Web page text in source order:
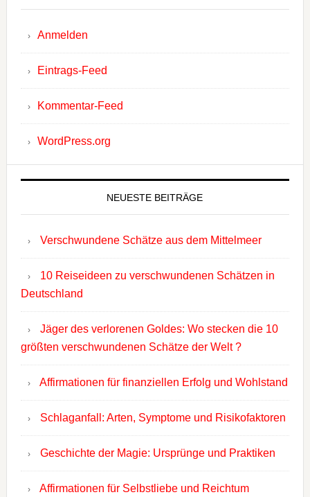
Anmelden
Eintrags-Feed
Kommentar-Feed
WordPress.org
NEUESTE BEITRÄGE
Verschwundene Schätze aus dem Mittelmeer
10 Reiseideen zu verschwundenen Schätzen in
Deutschland
Jäger des verlorenen Goldes: Wo stecken die 10
größten verschwundenen Schätze der Welt ?
Affirmationen für finanziellen Erfolg und Wohlstand
Schlaganfall: Arten, Symptome und Risikofaktoren
Geschichte der Magie: Ursprünge und Praktiken
Affirmationen für Selbstliebe und Reichtum